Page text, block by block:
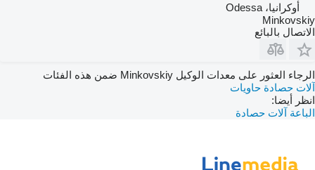
أوكرانيا، Odessa
Minkovskiy
الاتصال بالبائع
الرجاء العثور على معدات الوكيل Minkovskiy ضمن هذه الفئات
آلات حصادة حاويات
انظر أيضا:
الباعة آلات حصادة